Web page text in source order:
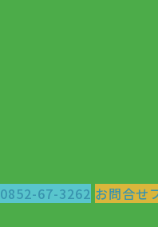
0852-67-3262 お問合せ